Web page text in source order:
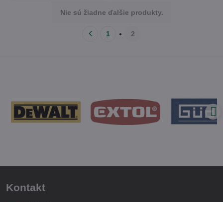
Nie sú žiadne ďalšie produkty.
1 2
Kontakt